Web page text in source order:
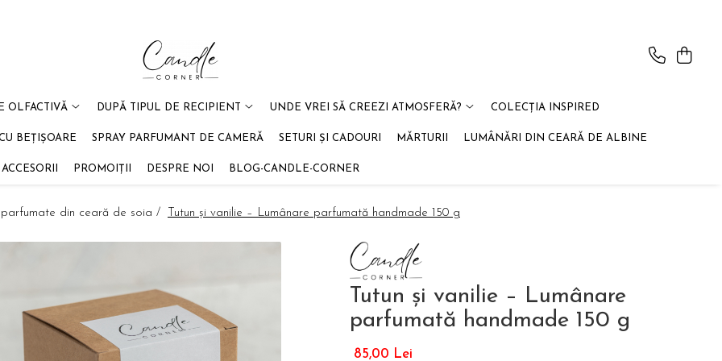
OLFACTIVĂ DUPĂ TIPUL DE RECIPIENT UNDE VREI SĂ CREEZI ATMOSFERĂ? COLECȚIA INSPIRED
BEȚIȘOARE SPRAY PARFUMANT DE CAMERĂ SETURI ȘI CADOURI MĂRTURII LUMÂNĂRI DIN CEARĂ DE ALBINE
ACCESORII PROMOIȚII DESPRE NOI BLOG-CANDLE-CORNER
parfumate din ceară de soia / Tutun și vanilie – Lumânare parfumată handmade 150 g
Tutun și vanilie – Lumânare
parfumată handmade 150 g
85,00 Lei